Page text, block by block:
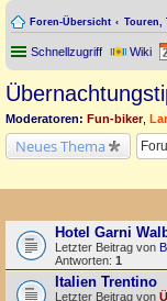
Foren-Übersicht Touren,
Schnellzugriff Wiki
Moderatoren: Fun-biker,
Neues Thema
Hotel Garni
Letzter Beitrag von
Antworten: 1
Italien Trentino
Letzter Beitrag von